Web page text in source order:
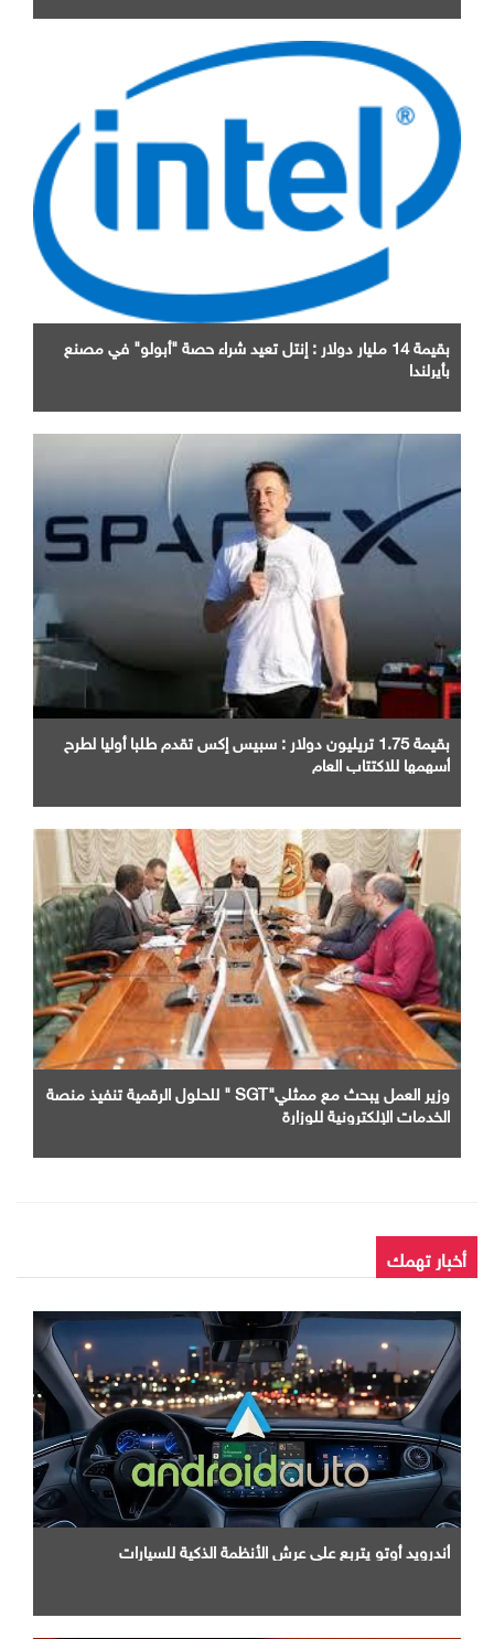
بقيمة 14 مليار دولار : إنتل تعيد شراء حصة "أبولو" في مصنع
بأيرلندا
بقيمة 1.75 تريليون دولار : سبيس إكس تقدم طلبا أوليا لطرح
أسهمها للاكتتاب العام
وزير العمل يبحث مع ممثلي"SGT " للحلول الرقمية تنفيذ منصة
الخدمات الإلكترونية للوزارة
أخبار تهمك
أندرويد أوتو يتربع علي عرش الأنظمة الذكية للسيارات